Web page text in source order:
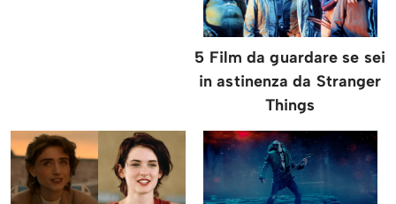
5 Film da guardare se sei
in astinenza da Stranger
Things